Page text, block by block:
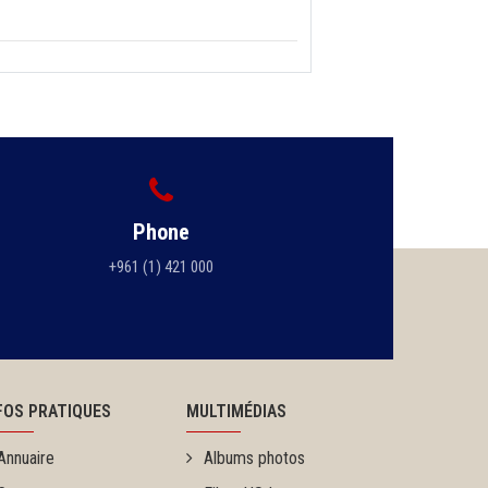
Phone
+961 (1) 421 000
PRATIQUES MULTIMÉDIAS
Albums photos